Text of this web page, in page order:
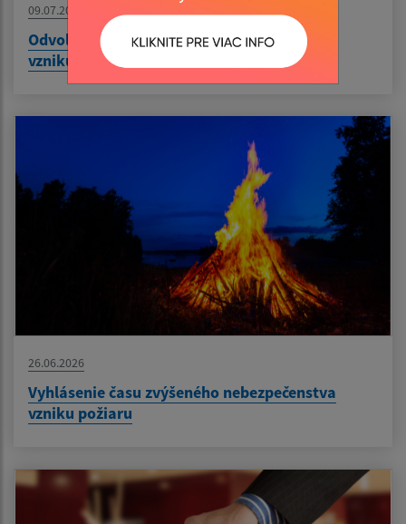
09.07.2026
Odvolanie času zvýšeného nebezpečenstva
vzniku požiaru
26.06.2026
Vyhlásenie času zvýšeného nebezpečenstva
vzniku požiaru